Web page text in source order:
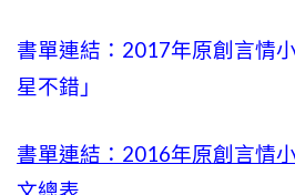
書單連結：2017年原創言情
星不錯」
書單連結：2016年原創言情